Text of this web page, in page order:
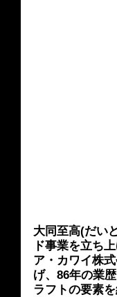
大同至高(だい
ド事業を立ち
ア・カワイ株
げ、86年の業
ラフトの要素